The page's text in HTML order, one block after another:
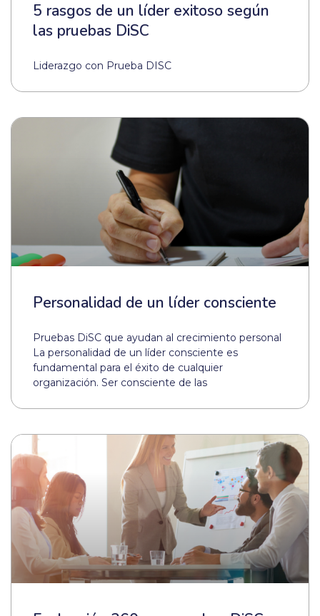
5 rasgos de un líder exitoso según
las pruebas DiSC
Liderazgo con Prueba DISC
Personalidad de un líder consciente
Pruebas DiSC que ayudan al crecimiento personal
La personalidad de un líder consciente es
fundamental para el éxito de cualquier
organización. Ser consciente de las